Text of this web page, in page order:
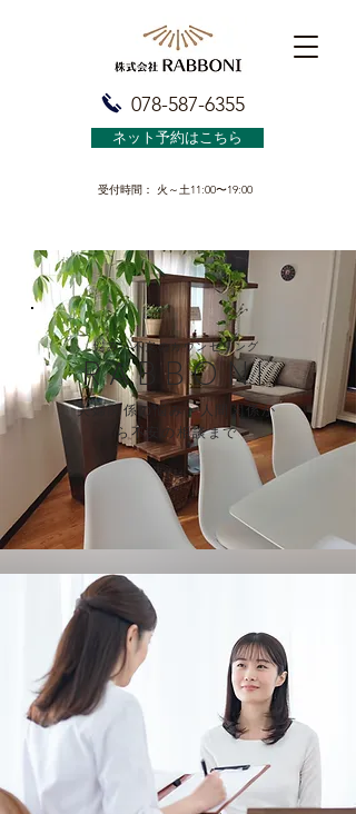
078-587-6355
ネット予約はこちら
受付時間： 火～土11:00〜19:00
​悩み・不安のカウンセリング
RABBONI
夫婦関係の悩み・人間関係か
ら不安の相談まで